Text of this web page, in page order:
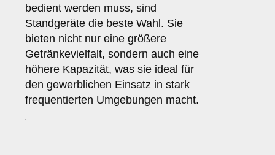
bedient werden muss, sind
Standgeräte die beste Wahl. Sie
bieten nicht nur eine größere
Getränkevielfalt, sondern auch eine
höhere Kapazität, was sie ideal für
den gewerblichen Einsatz in stark
frequentierten Umgebungen macht.